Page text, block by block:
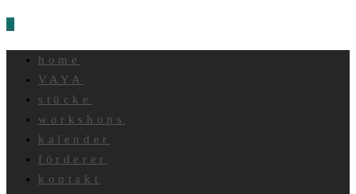
home
VAYA
stücke
workshops
kalender
förderer
kontakt